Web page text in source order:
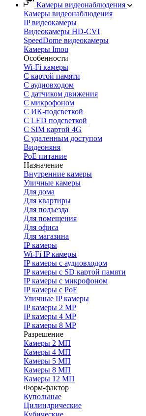
Камеры видеонаблюдения
Камеры видеонаблюдения
IP видеокамеры
Видеокамеры HD-CVI
SpeedDome видеокамеры
Камеры Imou
Особенности
Wi-Fi камеры
С картой памяти
С аудиовходом
С датчиком движения
С микрофоном
С ИК-подсветкой
С LED подсветкой
C SIM картой 4G
C удаленным доступом
Видеоняня
PoE питание
Назначение
Внутренние камеры
Уличные камеры
Для дома
Для квартиры
Для подъезда
Для помещения
Для офиса
Для магазина
IP камеры
Wi-Fi IP камеры
IP камеры с аудиовходом
IP камеры с SD картой памяти
IP камеры с микрофоном
IP камеры с PoE
Уличные IP камеры
IP камеры 2 MP
IP камеры 4 MP
IP камеры 8 MP
Разрешение
Камеры 2 МП
Камеры 4 МП
Камеры 5 МП
Камеры 8 МП
Камеры 12 МП
Форм-фактор
Купольные
Цилиндрические
Кубические